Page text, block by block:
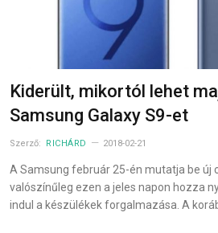
Kiderült, mikortól lehet
Samsung Galaxy S9-et
Szerző: RICHÁRD 2018-02-21
A Samsung február 25-én mutatja be új
valószínűleg ezen a jeles napon hozza
indul a készülékek forgalmazása. A